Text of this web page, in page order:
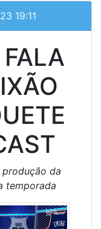
19:11
da
temporada